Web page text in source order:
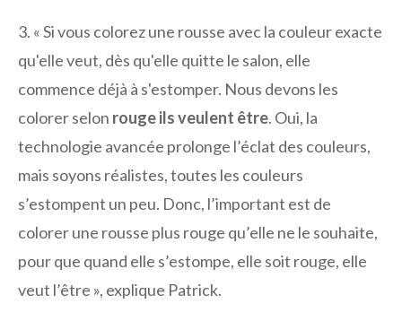
3. « Si vous colorez une rousse avec la couleur exacte
qu'elle veut, dès qu'elle quitte le salon, elle
commence déjà à s'estomper. Nous devons les
colorer selon rougeils veulent être. Oui, la
technologie avancée prolonge l’éclat des couleurs,
mais soyons réalistes, toutes les couleurs
s’estompent un peu. Donc, l’important est de
colorer une rousse plus rouge qu’elle ne le souhaite,
pour que quand elle s’estompe, elle soit rouge, elle
veut l’être », explique Patrick.